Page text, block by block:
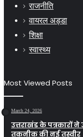
राजनीति
वायरल अड्डा
शिक्षा
स्वास्थ्य
Most Viewed Posts
March 24, 2026
उत्तराखंड के पत्रकारों
तकनीक की नई तस्वीर